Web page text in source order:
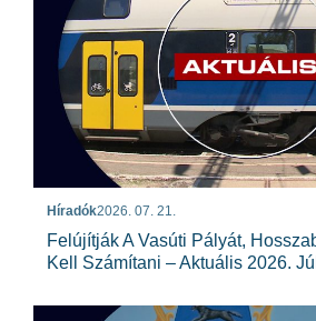
Híradók2026. 07. 21.
Felújítják A Vasúti Pályát,
Kell Számítani – Aktuális 2026.